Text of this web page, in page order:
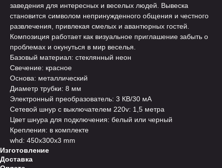
заведения для интересных и веселых людей. Вывеска
становится символом непринужденного общения и честного
развлечения, привлекая смелых и авантюрных гостей.
Композиция работает как визуальное приглашение забыть о
проблемах и окунуться в мир веселья.
Базовый материал: стеклянный неон
Свечение: красное
Основа: металлический
Диаметр трубки: 8 мм
Электронный преобразователь: 3 КВ/30 мА
Сетевой шнур с выключателем 220v: 1,5 метра
Цвет шнура для подключения: белый или черный
Крепления: в комплекте
whd: 450x300x3 mm
Изготовление
Доставка